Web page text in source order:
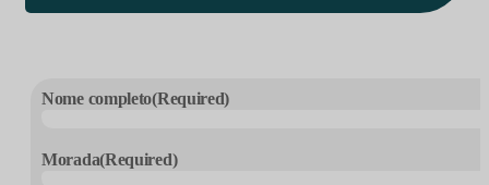
Nome completo(Required)
Morada(Required)